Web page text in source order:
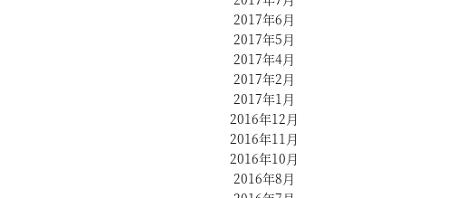
2017年6月
2017年5月
2017年4月
2017年2月
2017年1月
2016年12月
2016年11月
2016年10月
2016年8月